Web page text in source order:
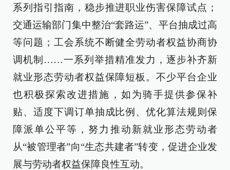
系列指引指南，稳步推进职业伤害保障试点；
交通运输部门集中整治“套路运”、平台抽成过高
等问题；工会系统不断健全劳动者权益协商协
调机制……一系列举措精准发力，逐步补齐新
就业形态劳动者权益保障短板。不少平台企业
也积极探索改进措施，如为骑手提供参保补
贴、适度下调订单抽成比例、优化算法规则保
障派单公平等，努力推动新就业形态劳动者
从“被管理者”向“生态共建者”转变，促进企业发
展与劳动者权益保障良性互动。